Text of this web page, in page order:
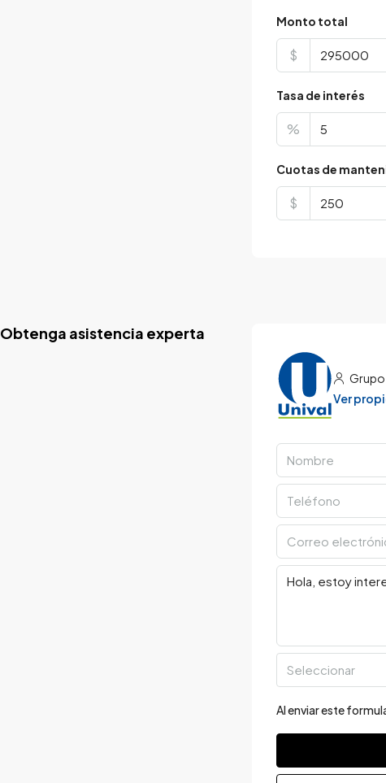
Monto total
$
Tasa de interés
%
Cuotas de
$
Obtenga asistencia experta
Grupo
Ver
Seleccionar
Al enviar este